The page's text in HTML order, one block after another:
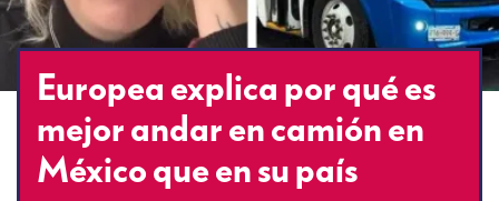
Europea explica por qué es
mejor andar en camión en
México que en su país